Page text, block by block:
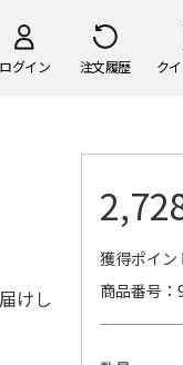
ログイン 注文履歴 ク
けし
獲得ポイ
商品番号